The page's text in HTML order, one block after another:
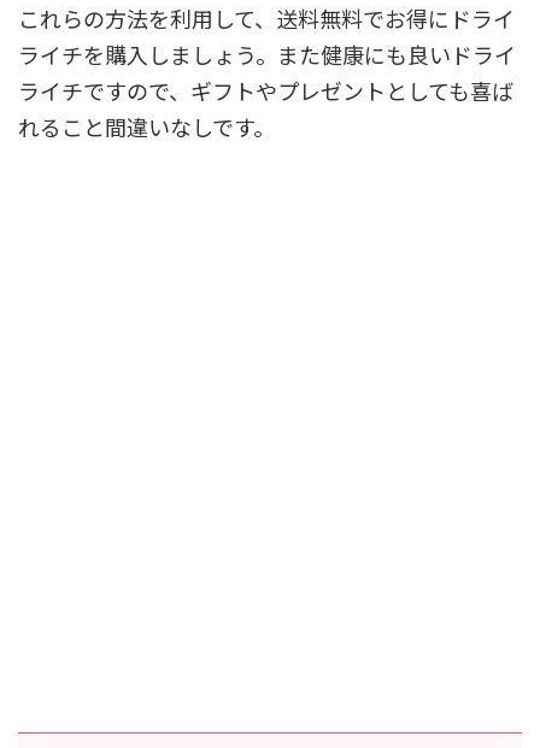
これらの方法を利用して、送料無料でお得にドライ
ライチを購入しましょう。また健康にも良いドライ
ライチですので、ギフトやプレゼントとしても喜ば
れること間違いなしです。